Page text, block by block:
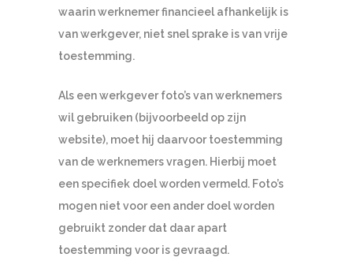
waarin werknemer financieel afhankelijk is
van werkgever, niet snel sprake is van vrije
toestemming.
Als een werkgever foto’s van werknemers
wil gebruiken (bijvoorbeeld op zijn
website), moet hij daarvoor toestemming
van de werknemers vragen. Hierbij moet
een specifiek doel worden vermeld. Foto’s
mogen niet voor een ander doel worden
gebruikt zonder dat daar apart
toestemming voor is gevraagd.